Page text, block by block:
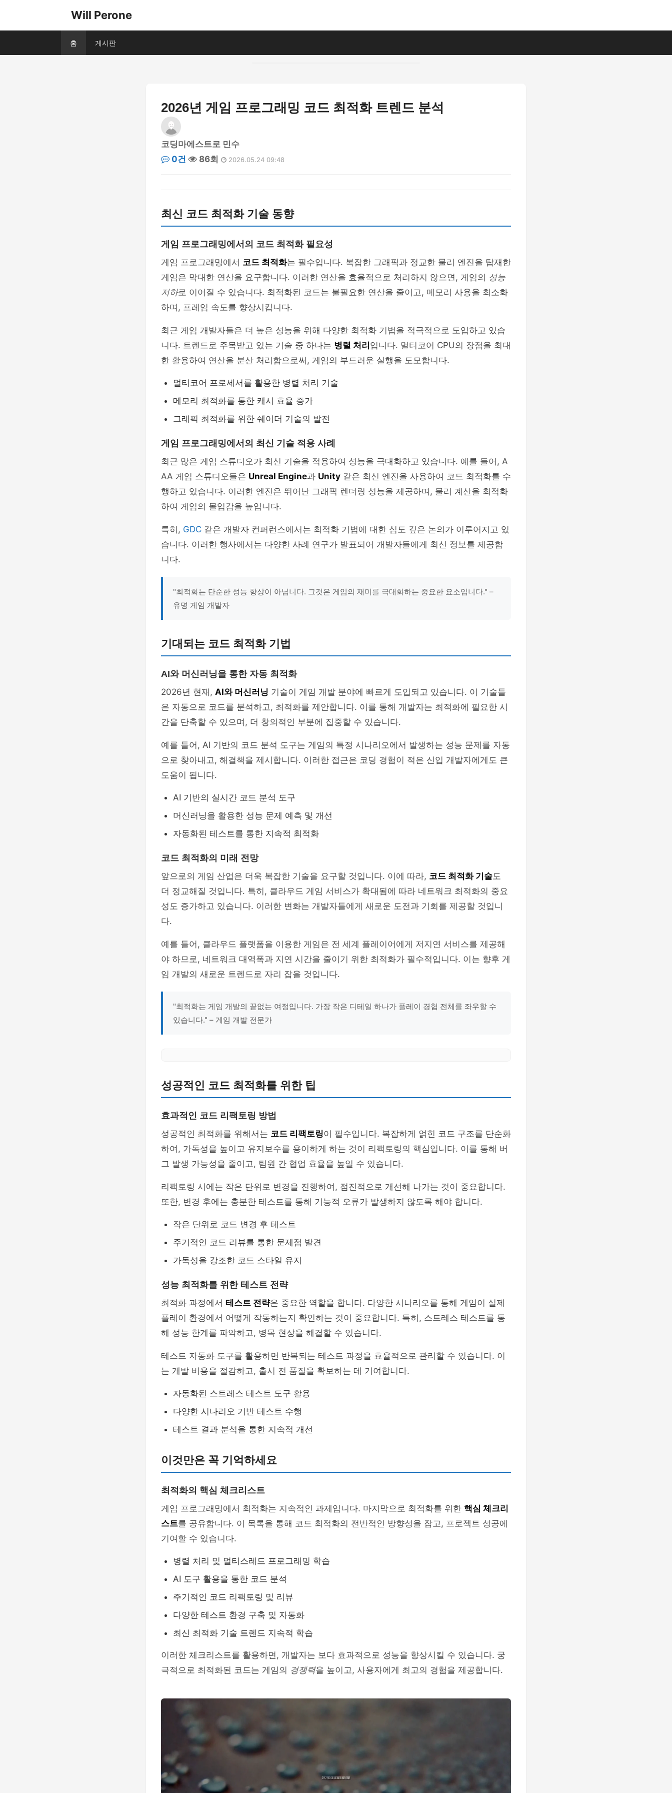
Will Perone
홈 게시판
2026년 게임 프로그래밍 코드 최적화 트렌드 분석
코딩마에스트로 민수
0건
86회 2026.05.24 09:48
최신 코드 최적화 기술 동향
게임 프로그래밍에서의 코드 최적화 필요성
게임 프로그래밍에서 코드 최적화는 필수입니다. 복잡한 그래픽과 정교한 물리 엔진을 탑재한
게임은 막대한 연산을 요구합니다. 이러한 연산을 효율적으로 처리하지 않으면, 게임의 성능
저하로 이어질 수 있습니다. 최적화된 코드는 불필요한 연산을 줄이고, 메모리 사용을 최소화
하며, 프레임 속도를 향상시킵니다.
최근 게임 개발자들은 더 높은 성능을 위해 다양한 최적화 기법을 적극적으로 도입하고 있습
니다. 트렌드로 주목받고 있는 기술 중 하나는 병렬 처리 입니다. 멀티코어 CPU의 장점을 최대
한 활용하여 연산을 분산 처리함으로써, 게임의 부드러운 실행을 도모합니다.
멀티코어 프로세서를 활용한 병렬 처리 기술
메모리 최적화를 통한 캐시 효율 증가
그래픽 최적화를 위한 쉐이더 기술의 발전
게임 프로그래밍에서의 최신 기술 적용 사례
최근 많은 게임 스튜디오가 최신 기술을 적용하여 성능을 극대화하고 있습니다. 예를 들어, A
AA 게임 스튜디오들은 Unreal Engine과 Unity 같은 최신 엔진을 사용하여 코드 최적화를 수
행하고 있습니다. 이러한 엔진은 뛰어난 그래픽 렌더링 성능을 제공하며, 물리 계산을 최적화
하여 게임의 몰입감을 높입니다.
특히, GDC 같은 개발자 컨퍼런스에서는 최적화 기법에 대한 심도 깊은 논의가 이루어지고 있
습니다. 이러한 행사에서는 다양한 사례 연구가 발표되어 개발자들에게 최신 정보를 제공합
니다.
"최적화는 단순한 성능 향상이 아닙니다. 그것은 게임의 재미를 극대화하는 중요한 요소입니다." –
유명 게임 개발자
기대되는 코드 최적화 기법
AI와 머신러닝을 통한 자동 최적화
2026년 현재, AI와 머신러닝 기술이 게임 개발 분야에 빠르게 도입되고 있습니다. 이 기술들
은 자동으로 코드를 분석하고, 최적화를 제안합니다. 이를 통해 개발자는 최적화에 필요한 시
간을 단축할 수 있으며, 더 창의적인 부분에 집중할 수 있습니다.
예를 들어, AI 기반의 코드 분석 도구는 게임의 특정 시나리오에서 발생하는 성능 문제를 자동
으로 찾아내고, 해결책을 제시합니다. 이러한 접근은 코딩 경험이 적은 신입 개발자에게도 큰
도움이 됩니다.
AI 기반의 실시간 코드 분석 도구
머신러닝을 활용한 성능 문제 예측 및 개선
자동화된 테스트를 통한 지속적 최적화
코드 최적화의 미래 전망
앞으로의 게임 산업은 더욱 복잡한 기술을 요구할 것입니다. 이에 따라, 코드 최적화 기술도
더 정교해질 것입니다. 특히, 클라우드 게임 서비스가 확대됨에 따라 네트워크 최적화의 중요
성도 증가하고 있습니다. 이러한 변화는 개발자들에게 새로운 도전과 기회를 제공할 것입니
다.
예를 들어, 클라우드 플랫폼을 이용한 게임은 전 세계 플레이어에게 저지연 서비스를 제공해
야 하므로, 네트워크 대역폭과 지연 시간을 줄이기 위한 최적화가 필수적입니다. 이는 향후 게
임 개발의 새로운 트렌드로 자리 잡을 것입니다.
"최적화는 게임 개발의 끝없는 여정입니다. 가장 작은 디테일 하나가 플레이 경험 전체를 좌우할 수
있습니다." – 게임 개발 전문가
성공적인 코드 최적화를 위한 팁
효과적인 코드 리팩토링 방법
성공적인 최적화를 위해서는 코드 리팩토링이 필수입니다. 복잡하게 얽힌 코드 구조를 단순화
하여, 가독성을 높이고 유지보수를 용이하게 하는 것이 리팩토링의 핵심입니다. 이를 통해 버
그 발생 가능성을 줄이고, 팀원 간 협업 효율을 높일 수 있습니다.
리팩토링 시에는 작은 단위로 변경을 진행하여, 점진적으로 개선해 나가는 것이 중요합니다.
또한, 변경 후에는 충분한 테스트를 통해 기능적 오류가 발생하지 않도록 해야 합니다.
작은 단위로 코드 변경 후 테스트
주기적인 코드 리뷰를 통한 문제점 발견
가독성을 강조한 코드 스타일 유지
성능 최적화를 위한 테스트 전략
최적화 과정에서 테스트 전략은 중요한 역할을 합니다. 다양한 시나리오를 통해 게임이 실제
플레이 환경에서 어떻게 작동하는지 확인하는 것이 중요합니다. 특히, 스트레스 테스트를 통
해 성능 한계를 파악하고, 병목 현상을 해결할 수 있습니다.
테스트 자동화 도구를 활용하면 반복되는 테스트 과정을 효율적으로 관리할 수 있습니다. 이
는 개발 비용을 절감하고, 출시 전 품질을 확보하는 데 기여합니다.
자동화된 스트레스 테스트 도구 활용
다양한 시나리오 기반 테스트 수행
테스트 결과 분석을 통한 지속적 개선
이것만은 꼭 기억하세요
최적화의 핵심 체크리스트
게임 프로그래밍에서 최적화는 지속적인 과제입니다. 마지막으로 최적화를 위한 핵심 체크리
스트를 공유합니다. 이 목록을 통해 코드 최적화의 전반적인 방향성을 잡고, 프로젝트 성공에
기여할 수 있습니다.
병렬 처리 및 멀티스레드 프로그래밍 학습
AI 도구 활용을 통한 코드 분석
주기적인 코드 리팩토링 및 리뷰
다양한 테스트 환경 구축 및 자동화
최신 최적화 기술 트렌드 지속적 학습
이러한 체크리스트를 활용하면, 개발자는 보다 효과적으로 성능을 향상시킬 수 있습니다. 궁
극적으로 최적화된 코드는 게임의 경쟁력을 높이고, 사용자에게 최고의 경험을 제공합니다.